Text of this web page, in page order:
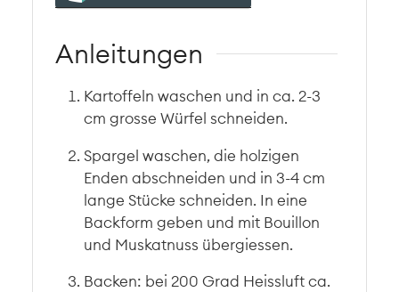
Anleitungen
Kartoffeln waschen und in ca. 2-3
cm grosse Würfel schneiden.
Spargel waschen, die holzigen
Enden abschneiden und in 3-4 cm
lange Stücke schneiden. In eine
Backform geben und mit Bouillon
und Muskatnuss übergiessen.
Backen: bei 200 Grad Heissluft ca.